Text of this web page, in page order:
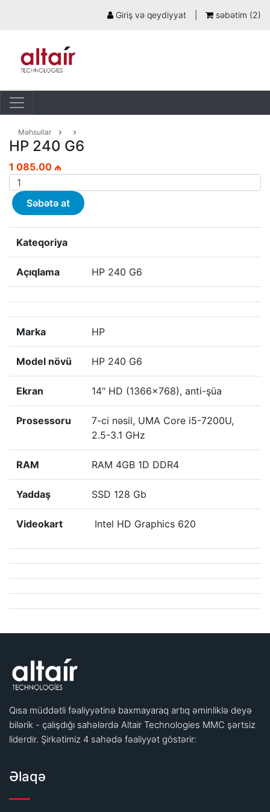
Giriş və qeydiyyat səbətim (2)
Məhsullar
HP 240 G6
1 085.00 ₼
Səbətə at
Kateqoriya
Açıqlama HP 240 G6
Marka HP
Model növü HP 240 G6
Ekran 14" HD (1366x768), anti-şüa
Prosessoru
7-ci nəsil, UMA Core i5-7200U,
2.5-3.1 GHz
RAM RAM 4GB 1D DDR4
Yaddaş SSD 128 Gb
Videokart Intel HD Graphics 620
Qısa müddətli fəaliyyətinə baxmayaraq artıq əminliklə deyə
bilərik - çalışdığı sahələrdə Altair Technologies MMC şərtsiz
liderdir. Şirkətimiz 4 sahədə fəaliyyət göstərir:
Əlaqə